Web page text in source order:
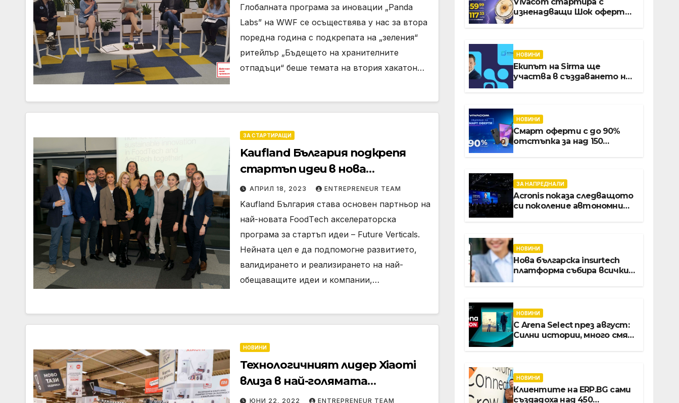
хакатона, подкрепен от
Kaufland
Глобалната програма за иновации „Panda
Labs” на WWF се осъществява у нас за втора
поредна година с подкрепата на „зеления“
ритейлър „Бъдещето на хранителните
отпадъци“ беше темата на втория хакатон…
ЗА СТАРТИРАЩИ
Kaufland България подкрепя
стартъп идеи в нова
акселераторска програма
АПРИЛ 18, 2023 ENTREPRENEUR TEAM
Kaufland България става основен партньор на
най-новата FoodТech акселераторска
програма за стартъп идеи – Future Verticals.
Нейната цел е да подпомогне развитието,
валидирането и реализирането на най-
обещаващите идеи и компании,…
НОВИНИ
Технологичният лидер Xiaomi
влиза в най-голямата
търговска верига у нас
ЮНИ 22, 2022 ENTREPRENEUR TEAM
изненадващи Шок оферти
НОВИНИ
Екипът на Sirma ще
участва в създаването на
хотелиерството
НОВИНИ
Смарт оферти с до 90%
отстъпка за над 150
ЗА НАПРЕДНАЛИ
Acronis показа следващото
си поколение автономни
НОВИНИ
Нова българска insurtech
платформа събира всички
НОВИНИ
С Arena Select през август:
Силни истории, много смях
НОВИНИ
Клиентите на ERP.BG сами
създадоха над 450